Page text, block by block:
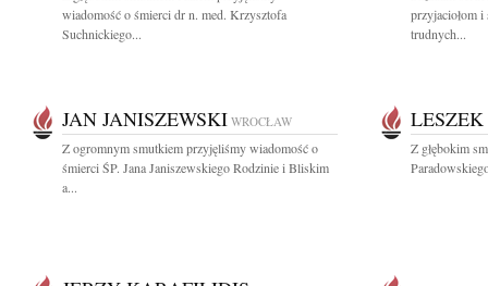
wiadomość o śmierci dr n. med. Krzysztofa
Suchnickiego...
przyjaciołom
trudnych...
JAN JANISZEWSKI WROCŁAW
Z ogromnym smutkiem przyjęliśmy wiadomość o
śmierci ŚP. Jana Janiszewskiego Rodzinie i Bliskim
a...
Z głębokim